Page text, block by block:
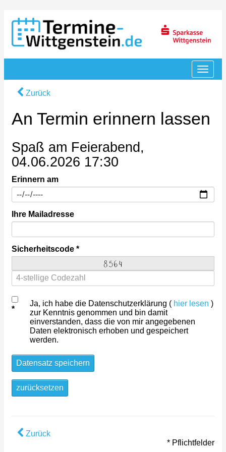
Zurück
An Termin erinnern lassen
Spaß am Feierabend,
04.06.2026 17:30
Erinnern am
Ihre Mailadresse
Sicherheitscode
Ja, ich habe die Datenschutzerklärung ( hier lesen )
zur Kenntnis genommen und bin damit
einverstanden, dass die von mir angegebenen
Daten elektronisch erhoben und gespeichert
werden.
Datensatz speichern
zurücksetzen
Zurück
* Pflichtfelder